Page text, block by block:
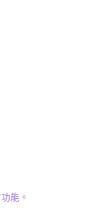
能。